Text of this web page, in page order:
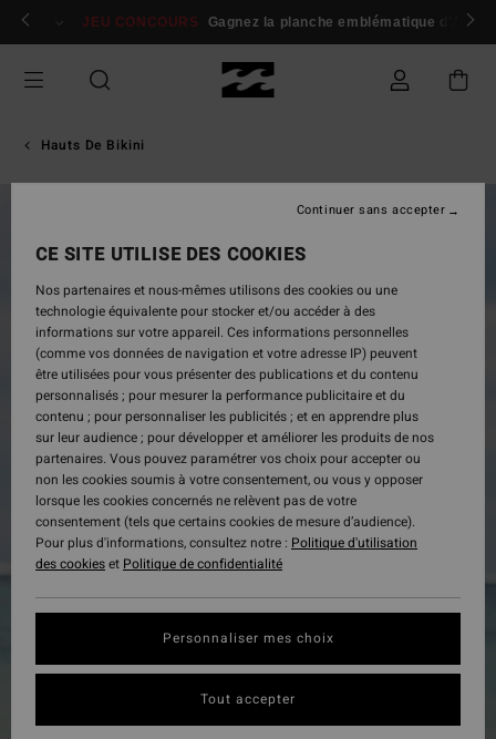
Passer
Se connecter / s'inscrire
JEU CONCOURS Gagnez la planche emblématique d'Andy
Hauts De Bikini
CE SITE UTILISE DES COOKIES
Nos partenaires et nous-mêmes utilisons des cookies ou une
technologie équivalente pour stocker et/ou accéder à des
informations sur votre appareil. Ces informations personnelles
(comme vos données de navigation et votre adresse IP) peuvent
être utilisées pour vous présenter des publications et du contenu
personnalisés ; pour mesurer la performance publicitaire et du
contenu ; pour personnaliser les publicités ; et en apprendre plus
sur leur audience ; pour développer et améliorer les produits de nos
partenaires. Vous pouvez paramétrer vos choix pour accepter ou
non les cookies soumis à votre consentement, ou vous y opposer
lorsque les cookies concernés ne relèvent pas de votre
consentement (tels que certains cookies de mesure d’audience).
Pour plus d'informations, consultez notre : Politique d'utilisation
des cookieset Politique de confidentialité
Personnaliser mes choix
Continuer sans accepter
Tout accepter